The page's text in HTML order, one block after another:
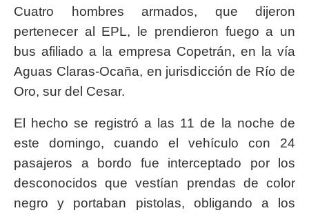
Cuatro hombres armados, que dijeron
pertenecer al EPL, le prendieron fuego a un
bus afiliado a la empresa Copetrán, en la vía
Aguas Claras-Ocaña, en jurisdicción de Río de
Oro, sur del Cesar.
El hecho se registró a las 11 de la noche de
este domingo, cuando el vehículo con 24
pasajeros a bordo fue interceptado por los
desconocidos que vestían prendas de color
negro y portaban pistolas, obligando a los